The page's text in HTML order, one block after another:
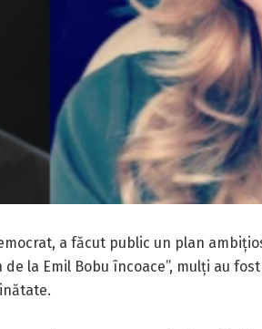
a făcut public un plan
la Emil Bobu încoace”, mulți au